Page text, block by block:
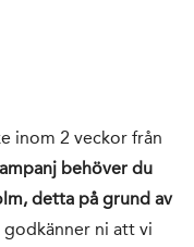
inom 2 veckor från
behöver du
detta på grund av
ni att vi